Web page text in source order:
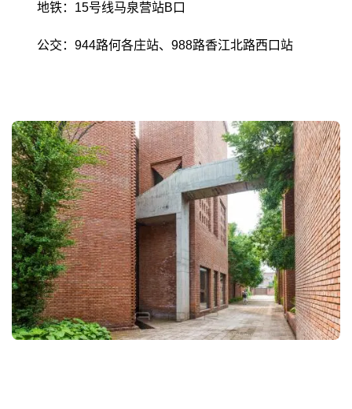
地铁：15号线马泉营站B口
公交：944路何各庄站、988路香江北路西口站